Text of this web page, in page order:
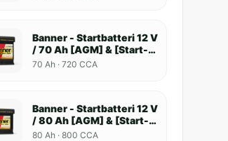
Banner - Startbatteri 12 V
/ 70 Ah [AGM] & [Start-
Stop]
70 Ah · 720 CCA
Banner - Startbatteri 12 V
/ 80 Ah [AGM] & [Start-
Stop]
80 Ah · 800 CCA